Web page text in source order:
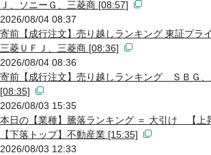
Ｊ、ソニーＧ、三菱商 [08:57]
2026/08/04 08:37
寄前【成行注文】売り越しランキング 東証プラ
三菱ＵＦＪ、三菱商 [08:36]
2026/08/04 08:36
寄前【成行注文】売り越しランキング ＳＢＧ
[08:35]
2026/08/03 15:35
本日の【業種】騰落ランキング ＝ 大引け 【上
【下落トップ】不動産業 [15:35]
2026/08/03 12:33